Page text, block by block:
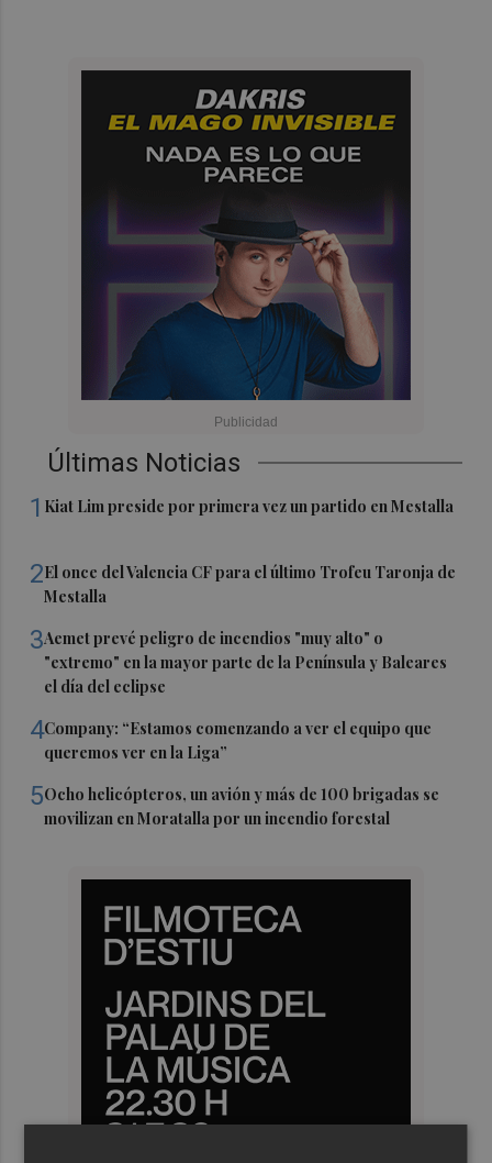
Últimas Noticias
1 Kiat Lim preside por primera vez un partido en Mestalla
2El once del Valencia CF para el último Trofeu Taronja de
Mestalla
3Aemet prevé peligro de incendios "muy alto" o
"extremo" en la mayor parte de la Península y Baleares
el día del eclipse
4Company: “Estamos comenzando a ver el equipo que
queremos ver en la Liga”
5Ocho helicópteros, un avión y más de 100 brigadas se
movilizan en Moratalla por un incendio forestal